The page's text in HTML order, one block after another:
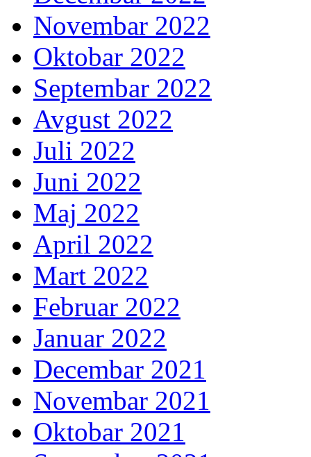
Novembar 2022
Oktobar 2022
Septembar 2022
Avgust 2022
Juli 2022
Juni 2022
Maj 2022
April 2022
Mart 2022
Februar 2022
Januar 2022
Decembar 2021
Novembar 2021
Oktobar 2021